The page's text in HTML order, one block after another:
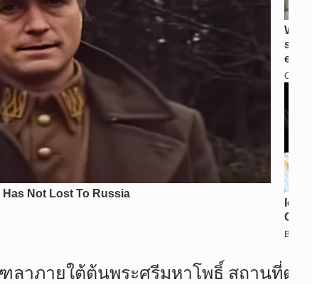
ภายใต้ต้นพระศรีมหาโพธิ์ สถานที่ต